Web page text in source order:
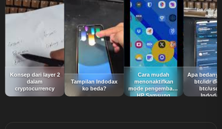
Konsep dari layer 2
dalam
cryptocurrency
Tampilan Indodax
ko beda?
Cara mudah
menonaktifkan
mode pengembang
HP Samsung
Apa
btc/idr
btc/usdt